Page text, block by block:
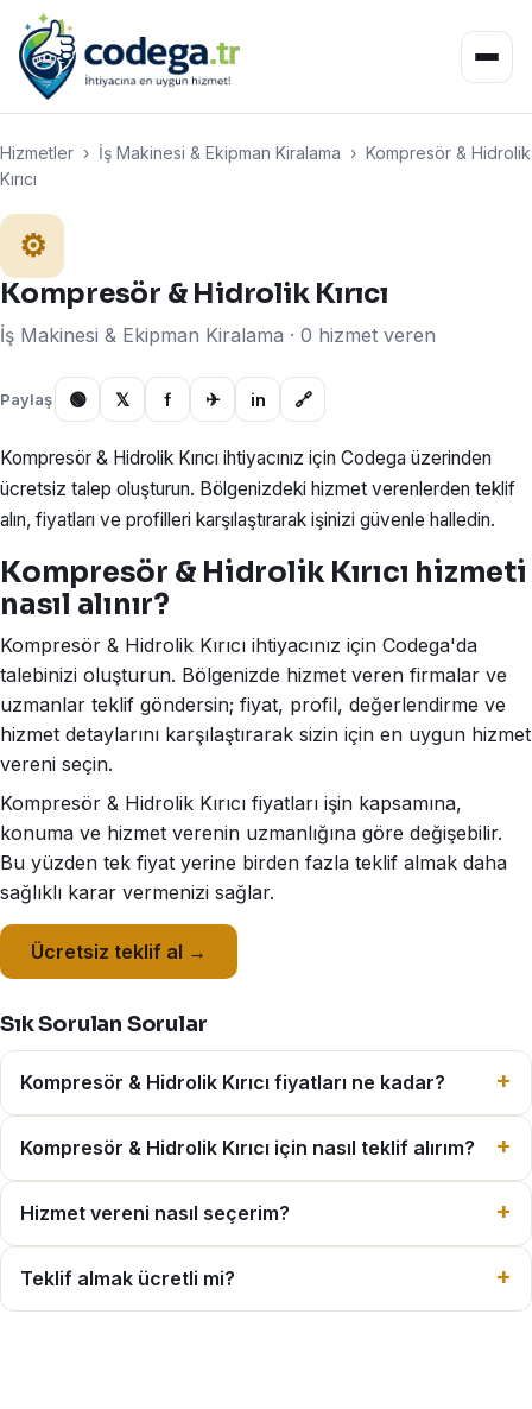
Hizmetler › İş Makinesi & Ekipman Kiralama › Kompresör & Hidrolik
Kırıcı
⚙️
Kompresör & Hidrolik Kırıcı
İş Makinesi & Ekipman Kiralama · 0 hizmet veren
Paylaş 🟢 𝕏 f ✈ in 🔗
Kompresör & Hidrolik Kırıcı ihtiyacınız için Codega üzerinden
ücretsiz talep oluşturun. Bölgenizdeki hizmet verenlerden teklif
alın, fiyatları ve profilleri karşılaştırarak işinizi güvenle halledin.
Kompresör & Hidrolik Kırıcı hizmeti
nasıl alınır?
Kompresör & Hidrolik Kırıcı ihtiyacınız için Codega'da
talebinizi oluşturun. Bölgenizde hizmet veren firmalar ve
uzmanlar teklif göndersin; fiyat, profil, değerlendirme ve
hizmet detaylarını karşılaştırarak sizin için en uygun hizmet
vereni seçin.
Kompresör & Hidrolik Kırıcı fiyatları işin kapsamına,
konuma ve hizmet verenin uzmanlığına göre değişebilir.
Bu yüzden tek fiyat yerine birden fazla teklif almak daha
sağlıklı karar vermenizi sağlar.
Ücretsiz teklif al →
Sık Sorulan Sorular
Kompresör & Hidrolik Kırıcı fiyatları ne kadar?
Kompresör & Hidrolik Kırıcı için nasıl teklif alırım?
Hizmet vereni nasıl seçerim?
Teklif almak ücretli mi?